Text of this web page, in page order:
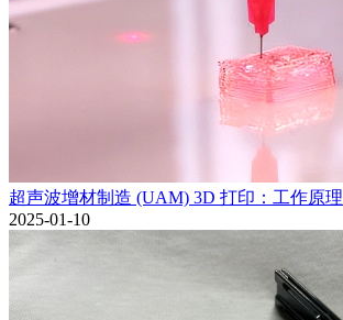
超声波增材制造 (UAM) 3D 打印：工作原理
2025-01-10